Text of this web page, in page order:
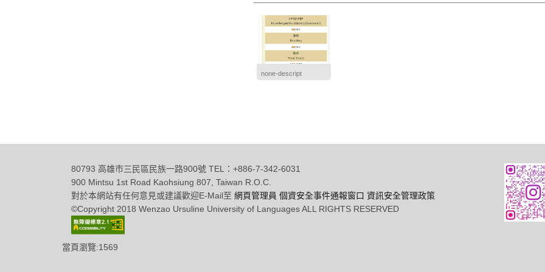
none-descript
80793 高雄市三民區民族一路900號 TEL：+886-7-342-6031
900 Mintsu 1st Road Kaohsiung 807, Taiwan R.O.C.
對於本網站有任何意見或建議歡迎E-Mail至 網頁管理員 個資安全事件通報窗口 資訊安全管理政策
©Copyright 2018 Wenzao Ursuline University of Languages ALL RIGHTS RESERVED
當頁瀏覽:1569